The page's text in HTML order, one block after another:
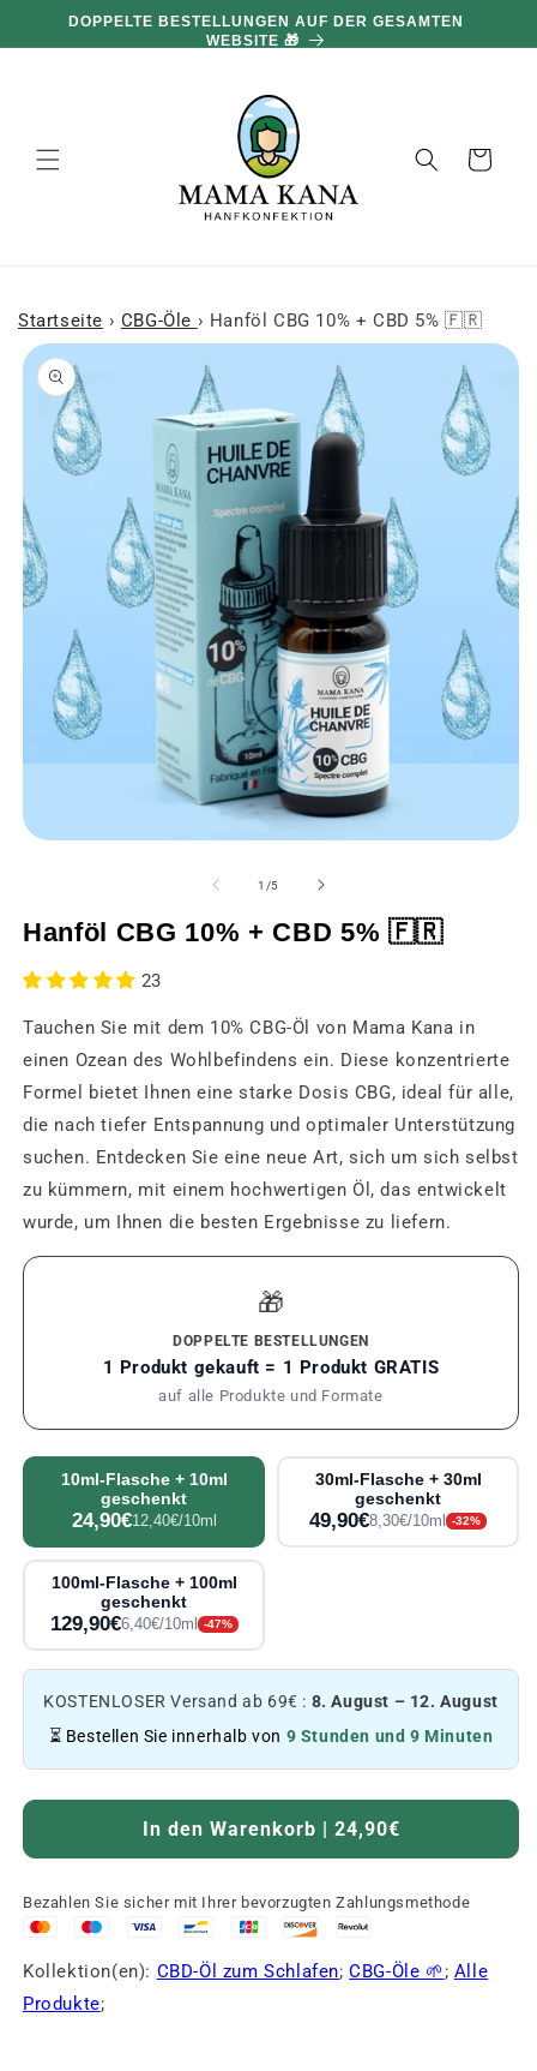
und zumDOPPELTE BESTELLUNGEN AUF DER GESAMTEN
WEBSITE 🎁
Warenkorb
Startseite › CBG-Öle › Hanföl CBG 10% + CBD 5% 🇫🇷
modalen
Fenster
1 /von
5
Hanföl CBG 10% + CBD 5% 🇫🇷
23
Tauchen Sie mit dem 10% CBG-Öl von Mama Kana in
einen Ozean des Wohlbefindens ein. Diese konzentrierte
Formel bietet Ihnen eine starke Dosis CBG, ideal für alle,
die nach tiefer Entspannung und optimaler Unterstützung
suchen. Entdecken Sie eine neue Art, sich um sich selbst
zu kümmern, mit einem hochwertigen Öl, das entwickelt
wurde, um Ihnen die besten Ergebnisse zu liefern.
🎁
DOPPELTE BESTELLUNGEN
1 Produkt gekauft = 1 Produkt GRATIS
auf alle Produkte und Formate
10ml-Flasche + 10ml
geschenkt
24,90€12,40€/10ml
30ml-Flasche + 30ml
geschenkt
49,90€8,30€/10ml -32%
100ml-Flasche + 100ml
geschenkt
129,90€6,40€/10ml -47%
KOSTENLOSER Versand ab 69€ : 8. August – 12. August
⏳ Bestellen Sie innerhalb von 9 Stunden und 9 Minuten
In den Warenkorb | 24,90€
Bezahlen Sie sicher mit Ihrer bevorzugten Zahlungsmethode
Kollektion(en): CBD-Öl zum Schlafen;CBG-Öle 🌱; Alle
Produkte;